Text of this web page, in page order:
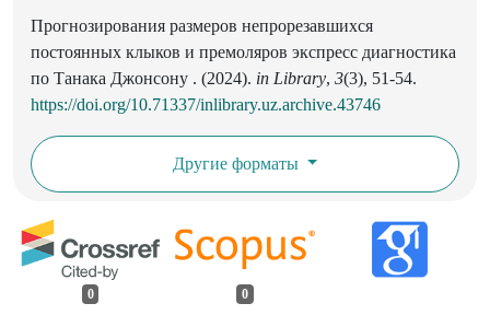
Прогнозирования размеров непрорезавшихся
постоянных клыков и премоляров экспресс диагностика
по Танака Джонсону . (2024). in Library, 3(3), 51-54.
https://doi.org/10.71337/inlibrary.uz.archive.43746
Другие форматы
0 0